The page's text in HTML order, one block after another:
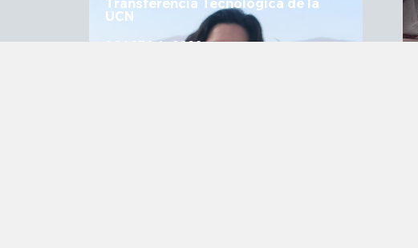
Transferencia Tecnológica de la
UCN
AGOSTO 4, 2026